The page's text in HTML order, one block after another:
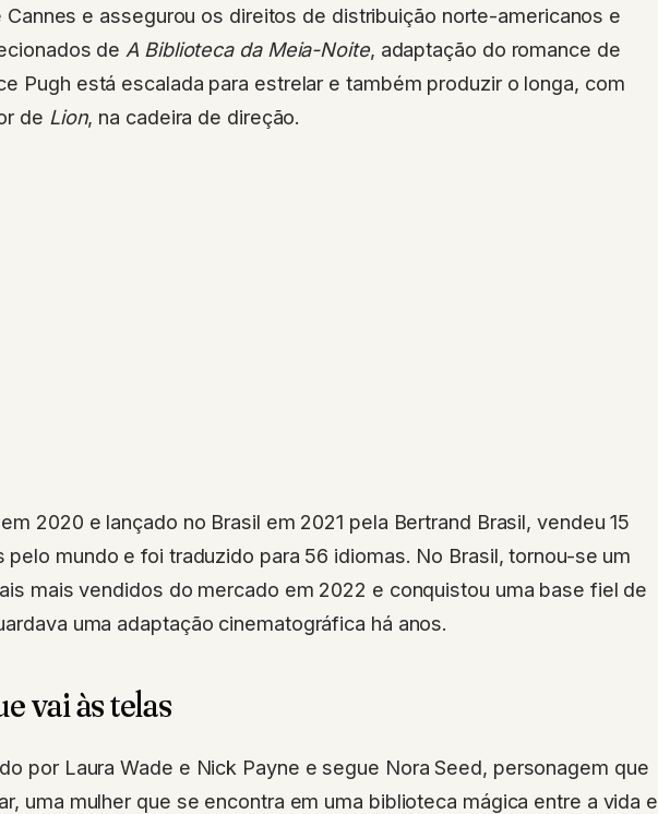
Cannes e assegurou os direitos de distribuição norte-americanos e
de A Biblioteca da Meia-Noite, adaptação do romance de
Pugh está escalada para estrelar e também produzir o longa, com
de Lion, na cadeira de direção.
2020 e lançado no Brasil em 2021 pela Bertrand Brasil, vendeu 15
pelo mundo e foi traduzido para 56 idiomas. No Brasil, tornou-se um
mais vendidos do mercado em 2022 e conquistou uma base fiel de
uma adaptação cinematográfica há anos.
vai às telas
por Laura Wade e Nick Payne e segue Nora Seed, personagem que
uma mulher que se encontra em uma biblioteca mágica entre a vida e